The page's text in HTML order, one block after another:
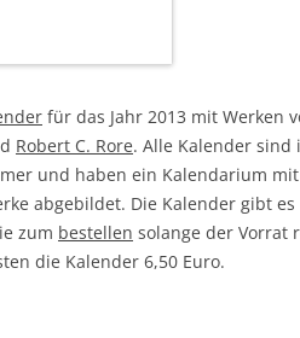
für das Jahr 2013 mit Werken
Robert C. Rore. Alle Kalender sind
und haben ein Kalendarium
abgebildet. Die Kalender gibt
zum bestellen solange der Vorrat
die Kalender 6,50 Euro.